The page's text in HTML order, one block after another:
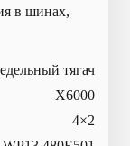
в шинах,
тягач
X6000
4×2